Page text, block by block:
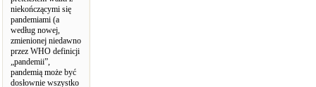
niekończącymi się
pandemiami (a
według nowej,
zmienionej niedawno
przez WHO definicji
„pandemii”,
pandemią może być
dosłownie wszystko